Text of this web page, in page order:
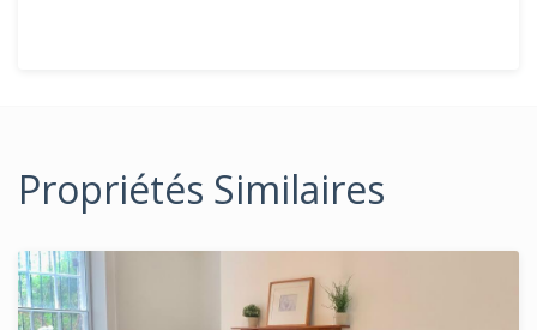
Propriétés Similaires